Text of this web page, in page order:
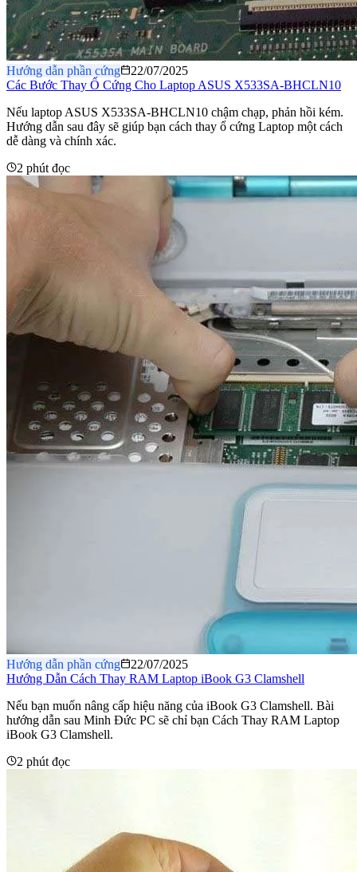
Hướng dẫn phần cứng
22/07/2025
Các Bước Thay Ổ Cứng Cho Laptop ASUS X533SA-BHCLN10
Nếu laptop ASUS X533SA-BHCLN10 chậm chạp, phản hồi kém.
Hướng dẫn sau đây sẽ giúp bạn cách thay ổ cứng Laptop một cách
dễ dàng và chính xác.
2 phút đọc
Hướng dẫn phần cứng
22/07/2025
Hướng Dẫn Cách Thay RAM Laptop iBook G3 Clamshell
Nếu bạn muốn nâng cấp hiệu năng của iBook G3 Clamshell. Bài
hướng dẫn sau Minh Đức PC sẽ chỉ bạn Cách Thay RAM Laptop
iBook G3 Clamshell.
2 phút đọc